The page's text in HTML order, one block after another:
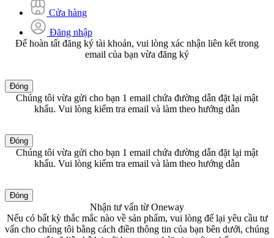
Cửa hàng
Đăng nhập
Để hoàn tất đăng ký tài khoản, vui lòng xác nhận liên kết trong
email của bạn vừa đăng ký
Đóng
Chúng tôi vừa gửi cho bạn 1 email chứa đường dẫn đặt lại mật
khẩu. Vui lòng kiểm tra email và làm theo hướng dẫn
Đóng
Chúng tôi vừa gửi cho bạn 1 email chứa đường dẫn đặt lại mật
khẩu. Vui lòng kiểm tra email và làm theo hướng dẫn
Đóng
Nhận tư vấn từ Oneway
Nếu có bất kỳ thắc mắc nào về sản phẩm, vui lòng để lại yêu cầu tư
vấn cho chúng tôi bằng cách điền thông tin của bạn bên dưới, chúng